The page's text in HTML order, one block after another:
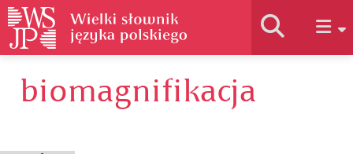
Historia słownika
biomagnifikacja